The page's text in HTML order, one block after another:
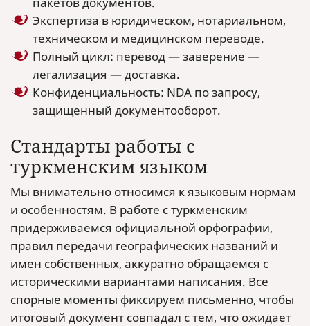
Экспертиза в юридическом, нотариальном,
техническом и медицинском переводе.
Полный цикл: перевод — заверение —
легализация — доставка.
Конфиденциальность: NDA по запросу,
защищенный документооборот.
Стандарты работы с
туркменским языком
Мы внимательно относимся к языковым нормам
и особенностям. В работе с туркменским
придерживаемся официальной орфографии,
правил передачи географических названий и
имен собственных, аккуратно обращаемся с
историческими вариантами написания. Все
спорные моменты фиксируем письменно, чтобы
итоговый документ совпадал с тем, что ожидает